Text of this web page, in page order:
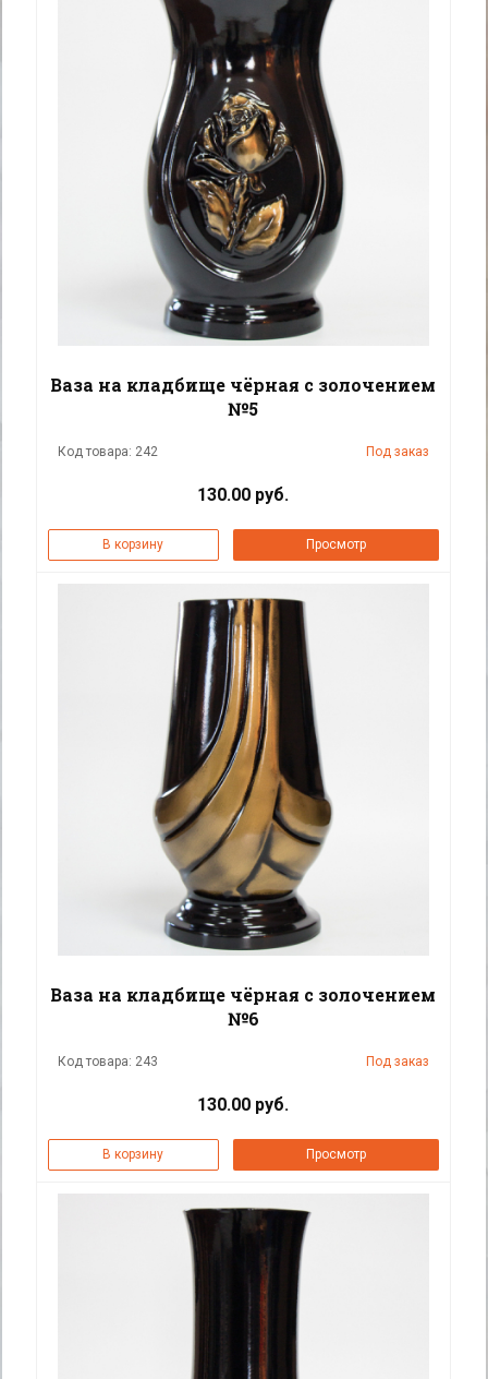
Ваза на кладбище чёрная с золочением
№5
Код товара: 242 Под заказ
130.00 руб.
В корзину Просмотр
Ваза на кладбище чёрная с золочением
№6
Код товара: 243 Под заказ
130.00 руб.
В корзину Просмотр